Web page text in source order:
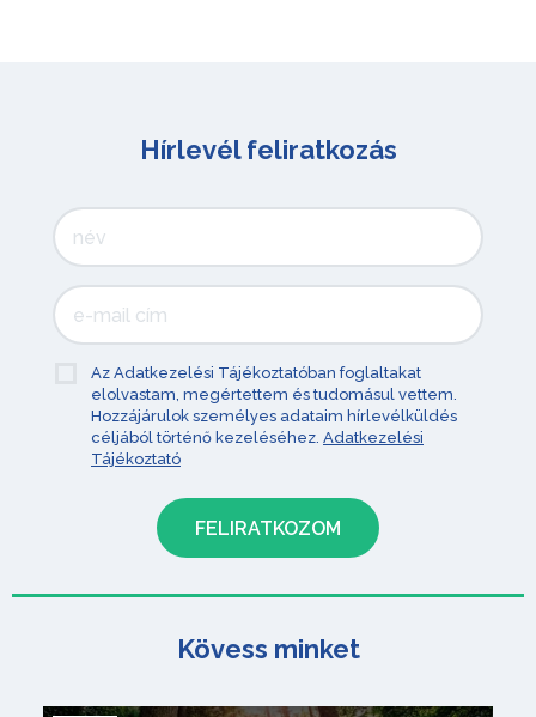
Hírlevél feliratkozás
Az Adatkezelési Tájékoztatóban foglaltakat
elolvastam, megértettem és tudomásul vettem.
Hozzájárulok személyes adataim hírlevélküldés
céljából történő kezeléséhez. Adatkezelési
Tájékoztató
Kövess minket